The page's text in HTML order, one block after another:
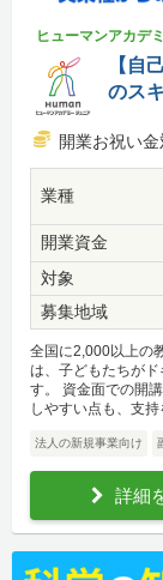
ヒューマンアカデ
【自
のス
開業お祝い
業種
開業資金
対象
募集地域
全国に2,000以上の
は、子どもたちが
す。 資金面での開
しやすい点も、支持
法人の新規事業向け
詳細